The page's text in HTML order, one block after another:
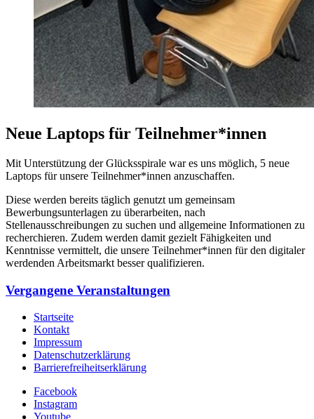
Neue Laptops für Teilnehmer*innen
Mit Unterstützung der Glücksspirale war es uns möglich, 5 neue
Laptops für unsere Teilnehmer*innen anzuschaffen.
Diese werden bereits täglich genutzt um gemeinsam
Bewerbungsunterlagen zu überarbeiten, nach
Stellenausschreibungen zu suchen und allgemeine Informationen zu
recherchieren. Zudem werden damit gezielt Fähigkeiten und
Kenntnisse vermittelt, die unsere Teilnehmer*innen für den digitaler
werdenden Arbeitsmarkt besser qualifizieren.
Vergangene Veranstaltungen
Startseite
Kontakt
Impressum
Datenschutzerklärung
Barrierefreiheitserklärung
Facebook
Instagram